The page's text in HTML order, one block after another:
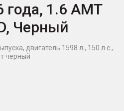
года, 1.6 AMT
Черный
двигатель 1598 л., 150 л.с.,
черный